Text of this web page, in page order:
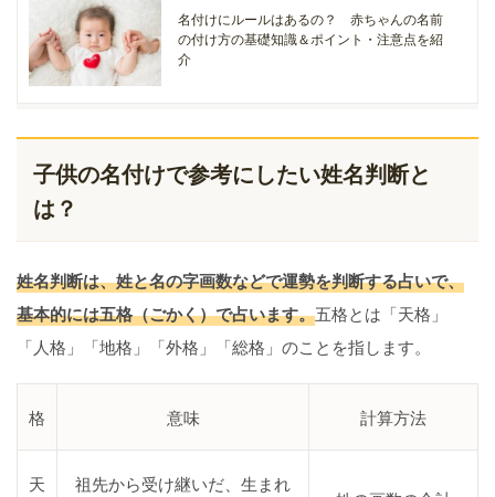
名付けにルールはあるの？ 赤ちゃんの名前
の付け方の基礎知識＆ポイント・注意点を紹
介
子供の名付けで参考にしたい姓名判断と
は？
姓名判断は、姓と名の字画数などで運勢を判断する占いで、
基本的には五格（ごかく）で占います。五格とは「天格」
「人格」「地格」「外格」「総格」のことを指します。
格 意味 計算方法
天 祖先から受け継いだ、生まれ